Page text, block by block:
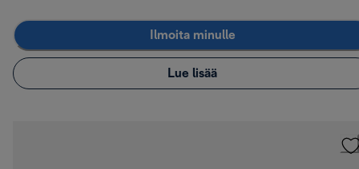
Ilmoita minulle
Lue lisää